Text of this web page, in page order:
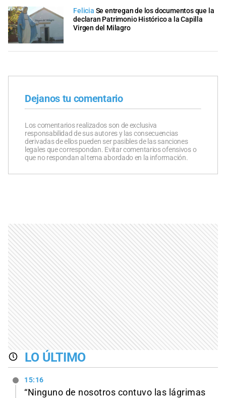
Felicia Se entregan de los documentos que la
declaran Patrimonio Histórico a la Capilla
Virgen del Milagro
Dejanos tu comentario
Los comentarios realizados son de exclusiva
responsabilidad de sus autores y las consecuencias
derivadas de ellos pueden ser pasibles de las sanciones
legales que correspondan. Evitar comentarios ofensivos o
que no respondan al tema abordado en la información.
LO ÚLTIMO
15:16
“Ninguno de nosotros contuvo las lágrimas